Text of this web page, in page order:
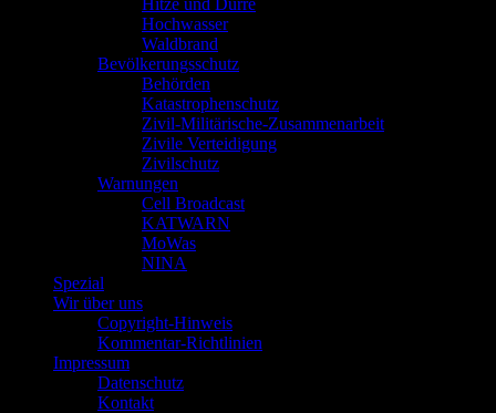
Hitze und Dürre
Hochwasser
Waldbrand
Bevölkerungsschutz
Behörden
Katastrophenschutz
Zivil-Militärische-Zusammenarbeit
Zivile Verteidigung
Zivilschutz
Warnungen
Cell Broadcast
KATWARN
MoWas
NINA
Spezial
Wir über uns
Copyright-Hinweis
Kommentar-Richtlinien
Impressum
Datenschutz
Kontakt